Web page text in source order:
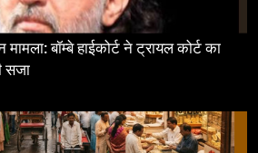
बॉम्बे हाईकोर्ट ने ट्रायल कोर्ट का
की सजा